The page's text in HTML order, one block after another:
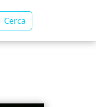
Cerca